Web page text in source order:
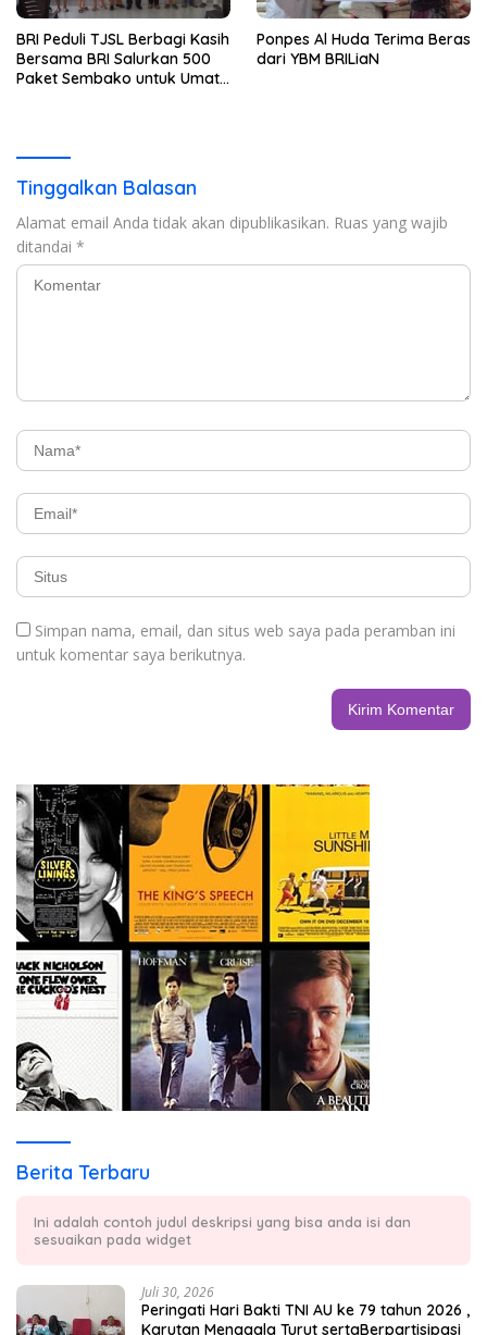
BRI Peduli TJSL Berbagi Kasih
Bersama BRI Salurkan 500
Paket Sembako untuk Umat
Ponpes Al Huda Terima Beras
dari YBM BRILiaN
Tinggalkan Balasan
Alamat email Anda tidak akan dipublikasikan. Ruas yang wajib
ditandai *
Simpan nama, email, dan situs web saya pada peramban ini
untuk komentar saya berikutnya.
Berita Terbaru
Ini adalah contoh judul deskripsi yang bisa anda isi dan
sesuaikan pada widget
Juli 30, 2026
Peringati Hari Bakti TNI AU ke 79 tahun 2026 ,
Karutan Menggala Turut sertaBerpartisipasi